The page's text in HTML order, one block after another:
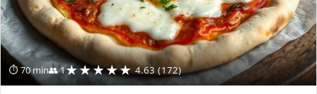
⏱ 70 min👥 1★★★★★ 4.63 (172)